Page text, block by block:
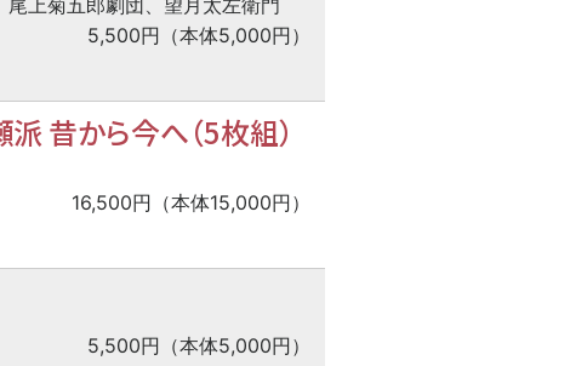
上菊五郎劇団、望月太左衛門
5,500円（本体5,000円）
昔から今へ（5枚組）
16,500円（本体15,000円）
5,500円（本体5,000円）